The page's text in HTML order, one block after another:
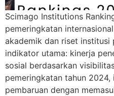
Scimago Institutions
pemeringkatan
akademik dan riset institusi
indikator utama: kinerja
sosial berdasarkan
pemeringkatan tahun
pembaruan dengan